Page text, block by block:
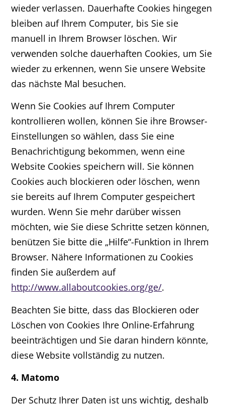
wieder verlassen. Dauerhafte Cookies hingegen
bleiben auf Ihrem Computer, bis Sie sie
manuell in Ihrem Browser löschen. Wir
verwenden solche dauerhaften Cookies, um Sie
wieder zu erkennen, wenn Sie unsere Website
das nächste Mal besuchen.
Wenn Sie Cookies auf Ihrem Computer
kontrollieren wollen, können Sie ihre Browser-
Einstellungen so wählen, dass Sie eine
Benachrichtigung bekommen, wenn eine
Website Cookies speichern will. Sie können
Cookies auch blockieren oder löschen, wenn
sie bereits auf Ihrem Computer gespeichert
wurden. Wenn Sie mehr darüber wissen
möchten, wie Sie diese Schritte setzen können,
benützen Sie bitte die „Hilfe“-Funktion in Ihrem
Browser. Nähere Informationen zu Cookies
finden Sie außerdem auf
http://www.allaboutcookies.org/ge/.
Beachten Sie bitte, dass das Blockieren oder
Löschen von Cookies Ihre Online-Erfahrung
beeinträchtigen und Sie daran hindern könnte,
diese Website vollständig zu nutzen.
4. Matomo
Der Schutz Ihrer Daten ist uns wichtig, deshalb